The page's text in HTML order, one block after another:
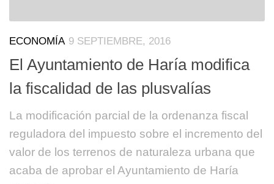
ECONOMÍA 9 SEPTIEMBRE, 2016
El Ayuntamiento de Haría modifica
la fiscalidad de las plusvalías
La modificación parcial de la ordenanza fiscal
reguladora del impuesto sobre el incremento del
valor de los terrenos de naturaleza urbana que
acaba de aprobar el Ayuntamiento de Haría